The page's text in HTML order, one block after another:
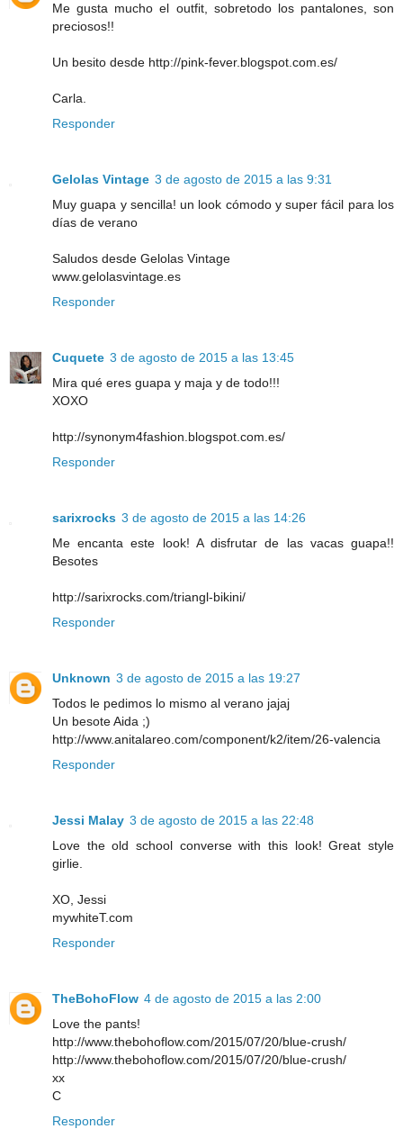
Me gusta mucho el outfit, sobretodo los pantalones, son
preciosos!!
Un besito desde http://pink-fever.blogspot.com.es/
Carla.
Responder
Gelolas Vintage 3 de agosto de 2015 a las 9:31
Muy guapa y sencilla! un look cómodo y super fácil para los
días de verano
Saludos desde Gelolas Vintage
www.gelolasvintage.es
Responder
Cuquete 3 de agosto de 2015 a las 13:45
Mira qué eres guapa y maja y de todo!!!
XOXO
http://synonym4fashion.blogspot.com.es/
Responder
sarixrocks 3 de agosto de 2015 a las 14:26
Me encanta este look! A disfrutar de las vacas guapa!!
Besotes
http://sarixrocks.com/triangl-bikini/
Responder
Unknown 3 de agosto de 2015 a las 19:27
Todos le pedimos lo mismo al verano jajaj
Un besote Aida ;)
http://www.anitalareo.com/component/k2/item/26-valencia
Responder
Jessi Malay 3 de agosto de 2015 a las 22:48
Love the old school converse with this look! Great style
girlie.
XO, Jessi
mywhiteT.com
Responder
TheBohoFlow 4 de agosto de 2015 a las 2:00
Love the pants!
http://www.thebohoflow.com/2015/07/20/blue-crush/
http://www.thebohoflow.com/2015/07/20/blue-crush/
xx
C
Responder